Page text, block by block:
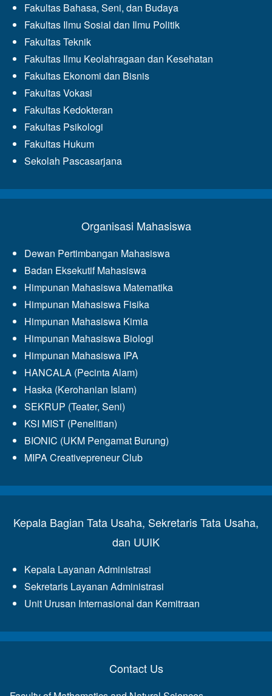
Fakultas Bahasa, Seni, dan Budaya
Fakultas Ilmu Sosial dan Ilmu Politik
Fakultas Teknik
Fakultas Ilmu Keolahragaan dan Kesehatan
Fakultas Ekonomi dan Bisnis
Fakultas Vokasi
Fakultas Kedokteran
Fakultas Psikologi
Fakultas Hukum
Sekolah Pascasarjana
Organisasi Mahasiswa
Dewan Pertimbangan Mahasiswa
Badan Eksekutif Mahasiswa
Himpunan Mahasiswa Matematika
Himpunan Mahasiswa Fisika
Himpunan Mahasiswa Kimia
Himpunan Mahasiswa Biologi
Himpunan Mahasiswa IPA
HANCALA (Pecinta Alam)
Haska (Kerohanian Islam)
SEKRUP (Teater, Seni)
KSI MIST (Penelitian)
BIONIC (UKM Pengamat Burung)
MIPA Creativepreneur Club
Kepala Bagian Tata Usaha, Sekretaris Tata Usaha,
dan UUIK
Kepala Layanan Administrasi
Sekretaris Layanan Administrasi
Unit Urusan Internasional dan Kemitraan
Contact Us